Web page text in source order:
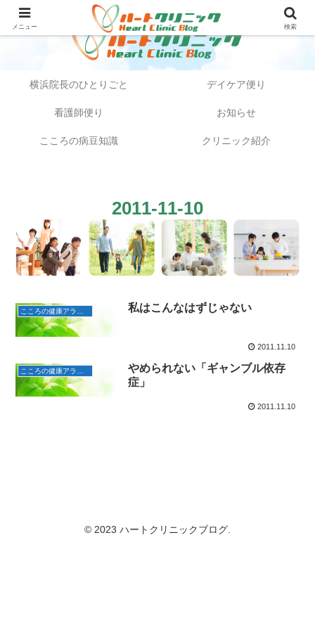
横浜院長のひとりごと デイケア便り
看護師便り お知らせ
こころの病豆知識 クリニック紹介
2011-11-10
私はこんなはずじゃない
2011.11.10
やめられない「ギャンブル依存
症」
2011.11.10
© 2023 ハートクリニックブログ.
メニュー 検索